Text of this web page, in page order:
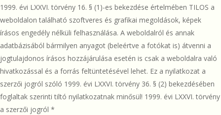
1999. évi LXXVI. törvény 16. § (1)-es bekezdése értelmében TILOS a
weboldalon található szoftveres és grafikai megoldások, képek
írásos engedély nélküli felhasználása. A weboldalról és annak
adatbázisából bármilyen anyagot (beleértve a fotókat is) átvenni a
jogtulajdonos írásos hozzájárulása esetén is csak a weboldalra való
hivatkozással és a forrás feltüntetésével lehet. Ez a nyilatkozat a
szerzői jogról szóló 1999. évi LXXVI. törvény 36. § (2) bekezdésében
foglaltak szerinti tiltó nyilatkozatnak minősül! 1999. évi LXXVI. törvény
a szerzői jogról *